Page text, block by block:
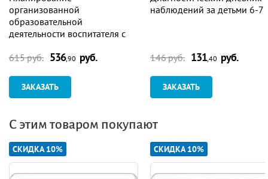
организованной
образовательной
деятельности воспитателя с
технологические карты на
"От рождения до школы" под
редакцией Н. Е. Вераксы, Т. С.
Март-май
615 руб. 536,90 руб.
ЗАКАЗАТЬ
наблюдений за детьми 6-7
146 руб. 131,40 руб.
ЗАКАЗАТЬ
С этим товаром покупают
СКИДКА 10% СКИДКА 10%